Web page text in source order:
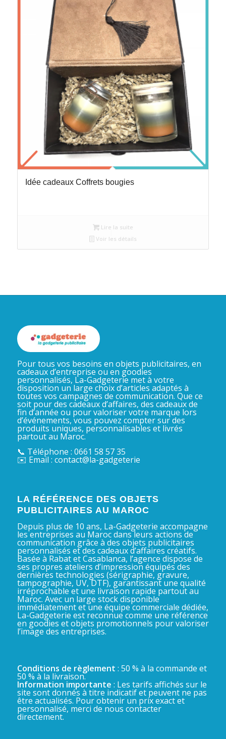
Idée cadeaux Coffrets bougies
Lire la suite
Voir les détails
Pour tous vos besoins en objets publicitaires, en
cadeaux d’entreprise ou en goodies
personnalisés, La-Gadgeterie met à votre
disposition un large choix d’articles adaptés à
toutes vos campagnes de communication. Que ce
soit pour des cadeaux d’affaires, des cadeaux de
fin d’année ou pour valoriser votre marque lors
d’événements, vous pouvez compter sur des
produits uniques, personnalisables et livrés
partout au Maroc.
📞 Téléphone : 0661 58 57 35
✉️ Email : contact@la-gadgeterie
LA RÉFÉRENCE DES OBJETS
PUBLICITAIRES AU MAROC
Depuis plus de 10 ans, La-Gadgeterie accompagne
les entreprises au Maroc dans leurs actions de
communication grâce à des objets publicitaires
personnalisés et des cadeaux d’affaires créatifs.
Basée à Rabat et Casablanca, l’agence dispose de
ses propres ateliers d’impression équipés des
dernières technologies (sérigraphie, gravure,
tampographie, UV, DTF), garantissant une qualité
irréprochable et une livraison rapide partout au
Maroc. Avec un large stock disponible
immédiatement et une équipe commerciale dédiée,
La-Gadgeterie est reconnue comme une référence
en goodies et objets promotionnels pour valoriser
l’image des entreprises.
Conditions de règlement : 50 % à la commande et
50 % à la livraison.
Information importante : Les tarifs affichés sur le
site sont donnés à titre indicatif et peuvent ne pas
être actualisés. Pour obtenir un prix exact et
personnalisé, merci de nous contacter
directement.